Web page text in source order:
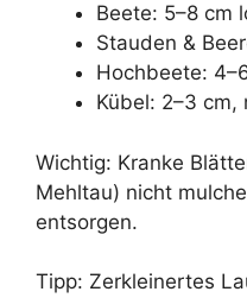
Beete: 5–8 cm
Stauden &
Hochbeete:
Kübel: 2–3 cm,
Wichtig: Kranke
Mehltau) nicht
entsorgen.
Tipp: Zerkleinertes